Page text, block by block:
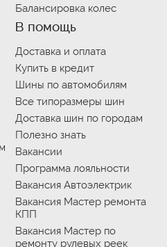
Балансировка колес
В помощь
Доставка и оплата
Купить в кредит
Шины по автомобилям
Все типоразмеры шин
Доставка шин по городам
Полезно знать
Вакансии
Программа лояльности
Вакансия Автоэлектрик
Вакансия Мастер ремонта
КПП
Вакансия Мастер по
ремонту рулевых реек